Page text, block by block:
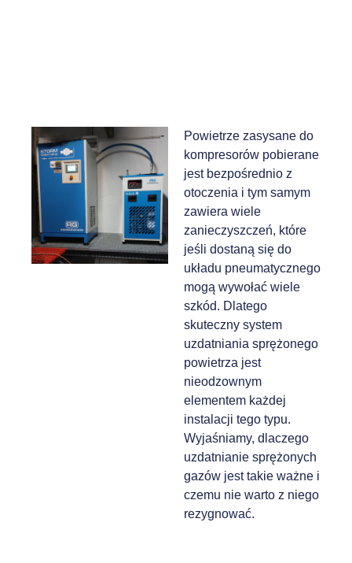
Powietrze zasysane do
kompresorów pobierane
jest bezpośrednio z
otoczenia i tym samym
zawiera wiele
zanieczyszczeń, które
jeśli dostaną się do
układu pneumatycznego
mogą wywołać wiele
szkód. Dlatego
skuteczny system
uzdatniania sprężonego
powietrza jest
nieodzownym
elementem każdej
instalacji tego typu.
Wyjaśniamy, dlaczego
uzdatnianie sprężonych
gazów jest takie ważne i
czemu nie warto z niego
rezygnować.